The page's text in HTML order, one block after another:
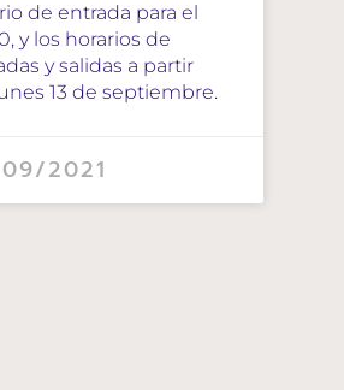
de entrada para el
y los horarios de
y salidas a partir
13 de septiembre.
2021